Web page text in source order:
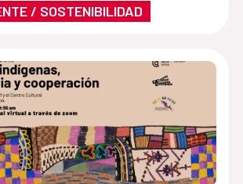
/ SOSTENIBILIDAD